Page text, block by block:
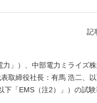
記
」）、中部電力ミライズ
取締役社長：有馬 浩二、
「EMS（注2）」）の試験